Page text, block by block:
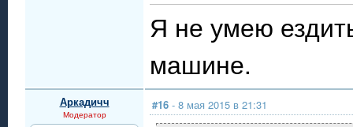
Я не умею
машине.
Аркадичч
Модератор
#16 - 8 мая 2015 в 21:31